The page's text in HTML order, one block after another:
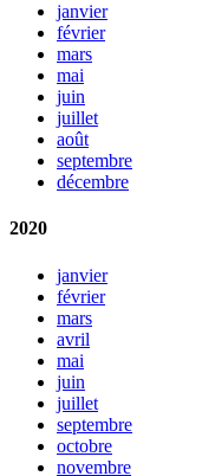
janvier
février
mars
mai
juin
juillet
août
septembre
décembre
2020
janvier
février
mars
avril
mai
juin
juillet
septembre
octobre
novembre